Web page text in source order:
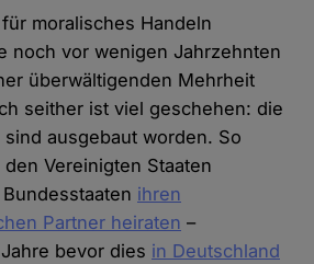
moralisches Handeln
noch vor wenigen Jahrzehnten
überwältigenden Mehrheit
seither ist viel geschehen: die
sind ausgebaut worden. So
Vereinigten Staaten
ihren
Partner heiraten –
bevor dies in Deutschland